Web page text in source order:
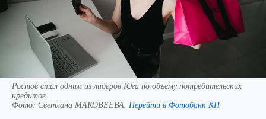
Ростов стал одним из лидеров Юга по объему потребительских
кредитов
Фото: Светлана МАКОВЕЕВА. Перейти в Фотобанк КП